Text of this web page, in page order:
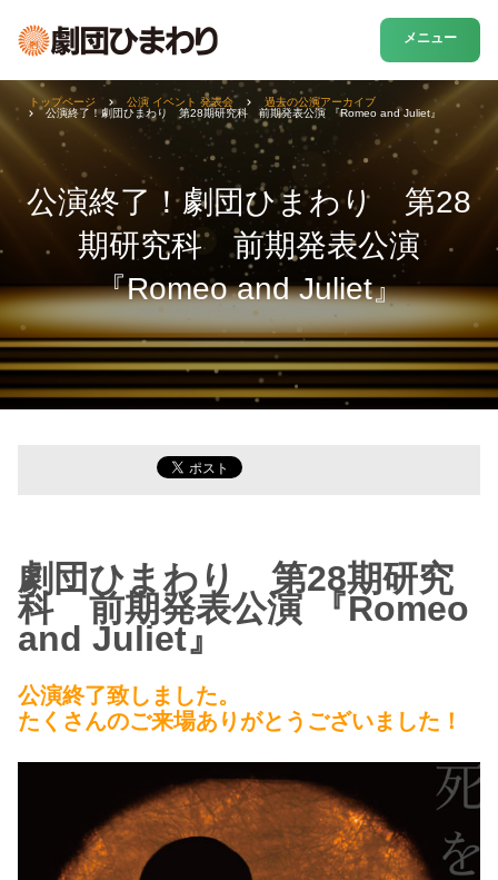
メニュー
公演終了！劇団ひまわり 第28
期研究科 前期発表公演
『Romeo and Juliet』
トップページ 公演 イベント 発表会
過去の公演アーカイブ
公演終了！劇団ひまわり 第28期研究科 前期発表公演 『Romeo and Juliet』
劇団ひまわり 第28期研究
科 前期発表公演 『Romeo
and Juliet』
公演終了致しました。
たくさんのご来場ありがとうございました！